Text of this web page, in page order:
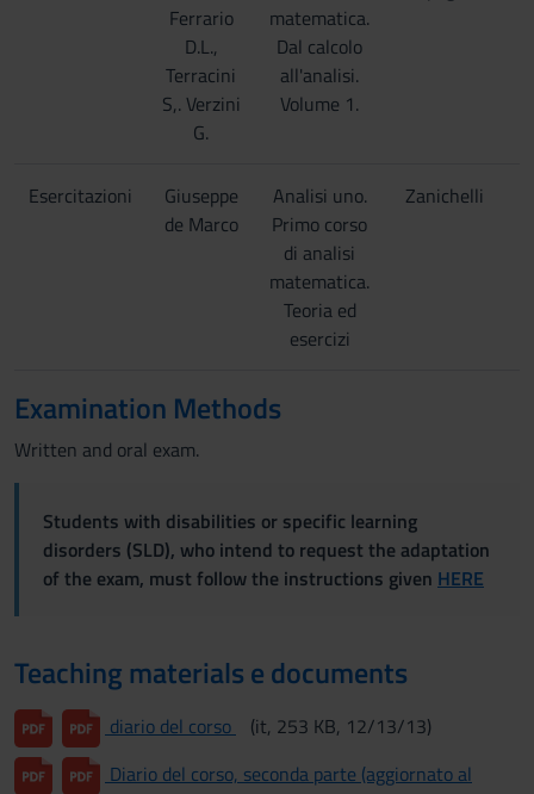
Ferrario
D.L.,
Terracini
S,. Verzini
G.
matematica.
Dal calcolo
all'analisi.
Volume 1.
Esercitazioni
Giuseppe
de Marco
Analisi uno.
Primo corso
di analisi
matematica.
Teoria ed
esercizi
Zanichelli
Examination Methods
Written and oral exam.
Students with disabilities or specific learning
disorders (SLD), who intend to request the adaptation
of the exam, must follow the instructions given HERE
Teaching materials e documents
diario del corso
(it, 253 KB, 12/13/13)
Diario del corso, seconda parte (aggiornato al